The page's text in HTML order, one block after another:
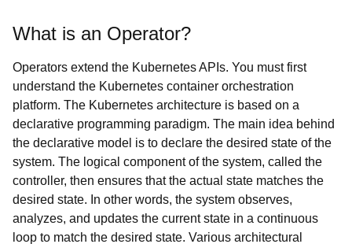
What is an Operator?
Operators extend the Kubernetes APIs. You must first
understand the Kubernetes container orchestration
platform. The Kubernetes architecture is based on a
declarative programming paradigm. The main idea behind
the declarative model is to declare the desired state of the
system. The logical component of the system, called the
controller, then ensures that the actual state matches the
desired state. In other words, the system observes,
analyzes, and updates the current state in a continuous
loop to match the desired state. Various architectural